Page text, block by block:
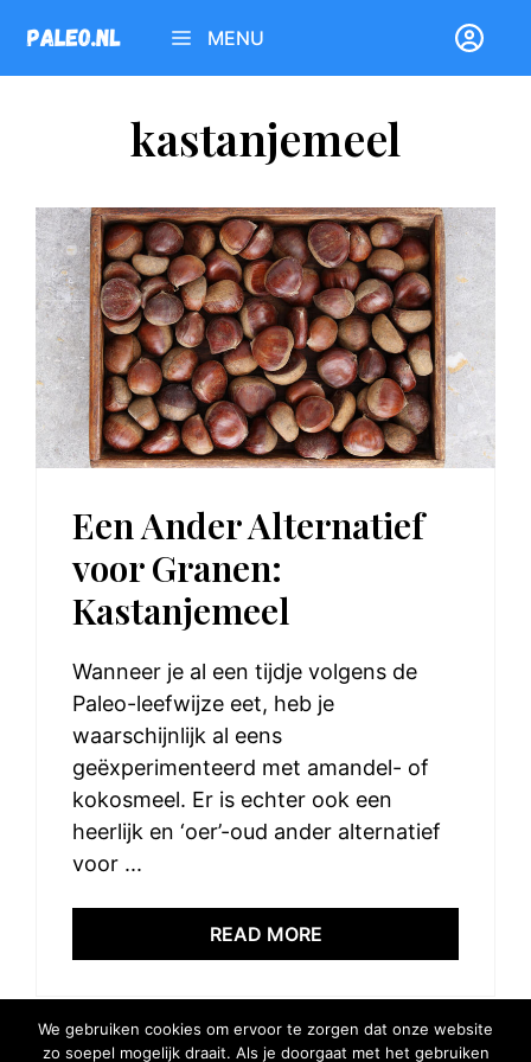
naar
de
MENU
kastanjemeel
Een Ander Alternatief
voor Granen:
Kastanjemeel
Wanneer je al een tijdje volgens de
Paleo-leefwijze eet, heb je
waarschijnlijk al eens
geëxperimenteerd met amandel- of
kokosmeel. Er is echter ook een
heerlijk en ‘oer’-oud ander alternatief
voor ...
READ MORE
We gebruiken cookies om ervoor te zorgen dat onze website
zo soepel mogelijk draait. Als je doorgaat met het gebruiken